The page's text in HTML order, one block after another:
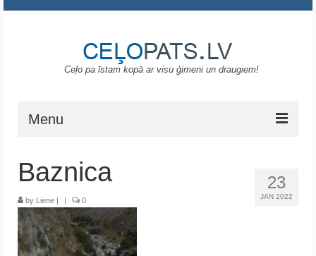
Ceļo pa īstam kopā ar visu ģimeni un draugiem!
Menu
Portugāle
ASV
23
JAN 2022
Baznica
by Liene | | 0